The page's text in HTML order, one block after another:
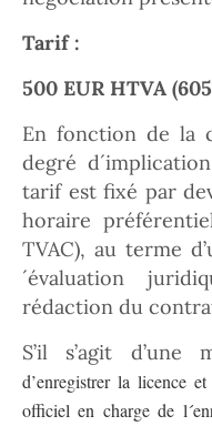
Tarif :
500 EUR HTVA
En fonction de la
degré
tarif est fixé par
horaire
TVAC), au terme
´évaluation
rédaction du
S’il s’agit d’une
d’enregistrer la licence
officiel en charge de